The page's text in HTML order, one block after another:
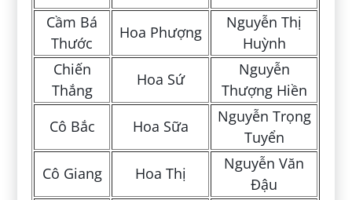
Cầm Bá
Thước
Hoa Phượng
Nguyễn Thị
Huỳnh
Chiến
Thắng
Hoa Sứ
Nguyễn
Thượng Hiền
Cô Bắc
Hoa Sữa
Nguyễn Trọng
Tuyển
Cô Giang
Hoa Thị
Nguyễn Văn
Đậu